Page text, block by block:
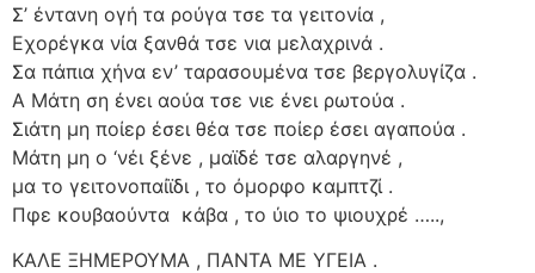
Σ’ έντανη ογή τα ρούγα τσε τα γειτονία ,
Εχορέγκα νία ξανθά τσε νια μελαχρινά .
Σα πάπια χήνα εν’ ταρασουμένα τσε βεργολυγίζα .
Α Μάτη ση ένει αούα τσε νιε ένει ρωτούα .
Σιάτη μη ποίερ έσει θέα τσε ποίερ έσει αγαπούα .
Μάτη μη ο ‘νέι ξένε , μαϊδέ τσε αλαργηνέ ,
μα το γειτονοπαίϊδι , το όμορφο καμπτζί .
Πφε κουβαούντα κάβα , το ύιο το ψιουχρέ …..,
ΚΑΛΕ ΞΗΜΕΡΟΥΜΑ , ΠΑΝΤΑ ΜΕ ΥΓΕΙΑ .